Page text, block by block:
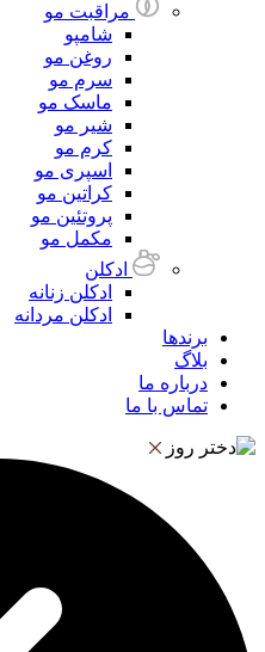
مراقبت مو
شامپو
روغن مو
سرم مو
ماسک مو
شیر مو
کرم مو
اسپری مو
کراتین مو
پروتئین مو
مکمل مو
ادکلن
ادکلن زنانه
ادکلن مردانه
برندها
بلاگ
درباره ما
تماس با ما